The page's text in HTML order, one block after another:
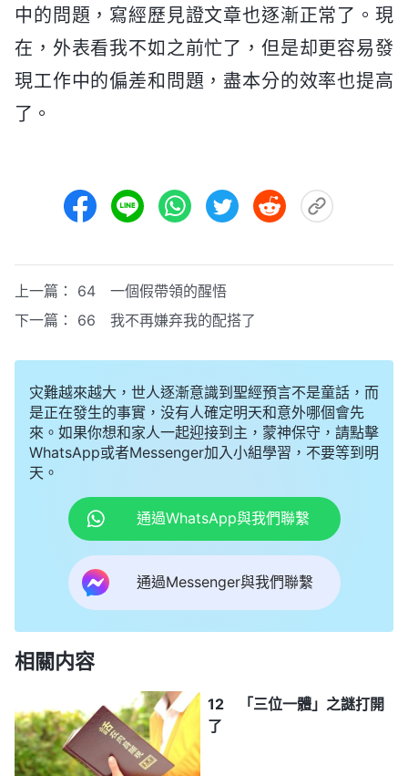
中的問題，寫經歷見證文章也逐漸正常了。現
在，外表看我不如之前忙了，但是却更容易發
現工作中的偏差和問題，盡本分的效率也提高
了。
上一篇： 64 一個假帶領的醒悟
下一篇： 66 我不再嫌弃我的配搭了
灾難越來越大，世人逐漸意識到聖經預言不是童話，而
是正在發生的事實，没有人確定明天和意外哪個會先
來。如果你想和家人一起迎接到主，蒙神保守，請點擊
WhatsApp或者Messenger加入小組學習，不要等到明
天。
通過WhatsApp與我們聯繫
通過Messenger與我們聯繫
相關内容
12 「三位一體」之謎打開
了